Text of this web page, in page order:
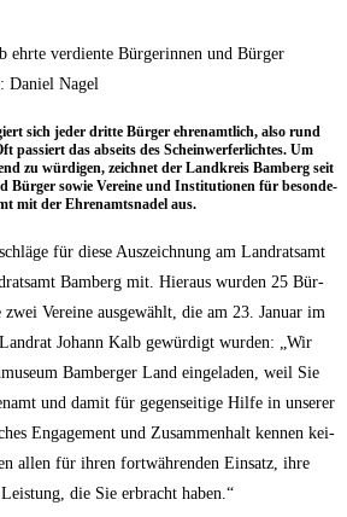
ehrte verdiente Bürgerinnen und Bürger
Daniel Nagel
sich jeder drit­te Bür­ger ehren­amt­lich, also rund
pas­siert das abseits des Schein­wer­fer­lich­tes. Um
zu wür­di­gen, zeich­net der Land­kreis Bam­berg seit
Bür­ger sowie Ver­ei­ne und Insti­tu­tio­nen für beson­de­
mit der Ehren­amts­na­del aus.
für die­se Aus­zeich­nung am Land­rats­amt
Bam­berg mit. Hier­aus wur­den 25 Bür­
Ver­ei­ne aus­ge­wählt, die am 23. Janu­ar im
Johann Kalb gewür­digt wur­den: „Wir
Bam­ber­ger Land ein­ge­la­den, weil Sie
und damit für gegen­sei­ti­ge Hil­fe in unse­rer
Enga­ge­ment und Zusam­men­halt ken­nen kei­
allen für ihren fort­wäh­ren­den Ein­satz, ihre
die Sie erbracht haben.“